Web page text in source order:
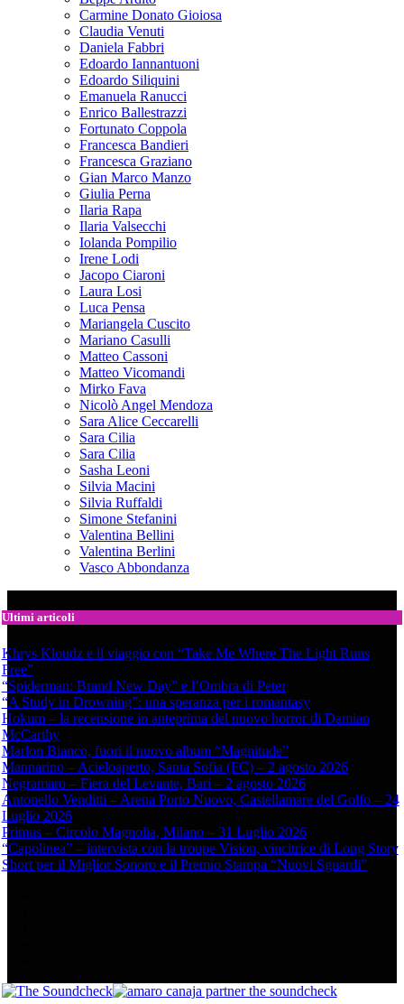
Carmine Donato Gioiosa
Claudia Venuti
Daniela Fabbri
Edoardo Iannantuoni
Edoardo Siliquini
Emanuela Ranucci
Enrico Ballestrazzi
Fortunato Coppola
Francesca Bandieri
Francesca Graziano
Gian Marco Manzo
Giulia Perna
Ilaria Rapa
Ilaria Valsecchi
Iolanda Pompilio
Irene Lodi
Jacopo Ciaroni
Laura Losi
Luca Pensa
Mariangela Cuscito
Mariano Casulli
Matteo Cassoni
Matteo Vicomandi
Mirko Fava
Nicolò Angel Mendoza
Sara Alice Ceccarelli
Sara Cilia
Sara Cilia
Sasha Leoni
Silvia Macini
Silvia Ruffaldi
Simone Stefanini
Valentina Bellini
Valentina Berlini
Vasco Abbondanza
Ultimi articoli
Khrys Kloudz e il viaggio con “Take Me Where The Light Runs
Free”
“Spiderman: Brand New Day” e l’Ombra di Peter
“A Study in Drowning”: una speranza per i romantasy
Hokum – la recensione in anteprima del nuovo horror di Damian
McCarthy
Marlon Bianco, fuori il nuovo album “Magnitude”
Mannarino – Acieloaperto, Santa Sofia (FC) – 2 agosto 2026
Negramaro – Fiera del Levante, Bari – 2 agosto 2026
Antonello Venditti – Arena Porto Nuovo, Castellamare del Golfo – 24
Luglio 2026
Primus – Circolo Magnolia, Milano – 31 Luglio 2026
“Capolinea” – intervista con la troupe Vision, vincitrice di Long Story
Short per il Miglior Sonoro e il Premio Stampa “Nuovi Sguardi”